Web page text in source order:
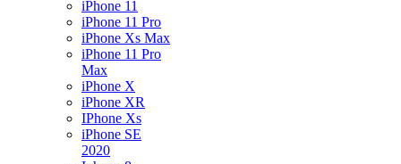
iPhone 11
iPhone 11 Pro
iPhone Xs Max
iPhone 11 Pro
Max
iPhone X
iPhone XR
IPhone Xs
iPhone SE
2020